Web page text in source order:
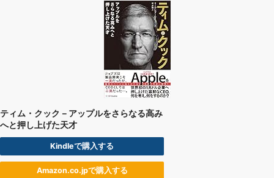
ティム・クック－アップルをさらなる高み
へと押し上げた天才
Kindleで購入する
Amazon.co.jpで購入する